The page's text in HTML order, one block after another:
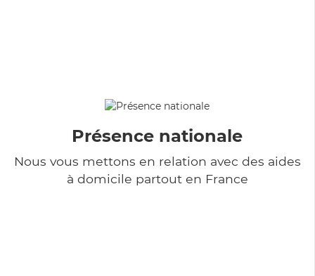
Présence nationale
Nous vous mettons en relation avec des aides
à domicile partout en France